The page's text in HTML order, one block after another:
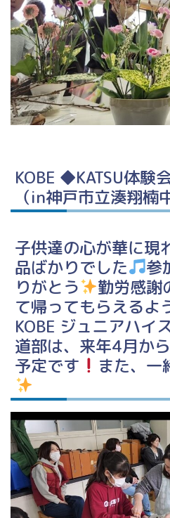
KOBE ◆KATSU体験
（in神戸市立湊翔楠
子供達の心が華に現
品ばかりでした
参
りがとう
勤労感謝
て帰ってもらえるよ
KOBE ジュニアハイ
道部は、来年4月か
予定です
また、一